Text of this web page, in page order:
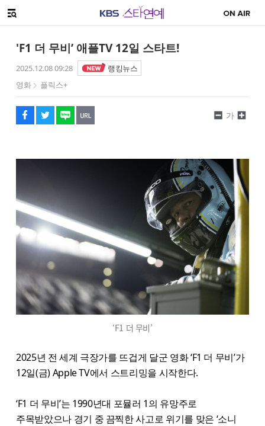
메뉴 열기
'F1 더 무비’ 애플TV 12일 스타트!
2025.12.08 09:28
랭킹뉴스
영화
플릭스+
페이스북
트위터
네이버
URL복사
글씨 작게보기
가
글씨 크게보기
‘F1 더 무비’
2025년 전 세계 극장가를 뜨겁게 달군 영화 ‘F1 더 무비’가
12일(금) Apple TV에서 스트리밍을 시작한다.
‘F1 더 무비’는 1990년대 포뮬러 1의 유망주로
주목받았으나 경기 중 끔찍한 사고로 위기를 맞은 ‘소니
해시태그